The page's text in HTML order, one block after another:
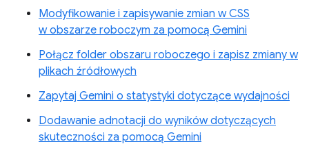
Modyfikowanie i zapisywanie zmian w CSS
w obszarze roboczym za pomocą Gemini
Połącz folder obszaru roboczego i zapisz zmiany w
plikach źródłowych
Zapytaj Gemini o statystyki dotyczące wydajności
Dodawanie adnotacji do wyników dotyczących
skuteczności za pomocą Gemini